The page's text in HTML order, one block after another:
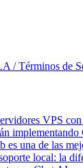
/ Términos de
VPS
es una de las
local: la